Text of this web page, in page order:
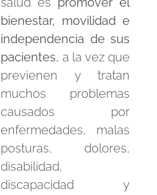
bienestar, movilidad e
independencia de sus
pacientes, a la vez que
previenen y tratan
muchos problemas
causados por
enfermedades, malas
posturas, dolores,
disabilidad,
discapacidad y